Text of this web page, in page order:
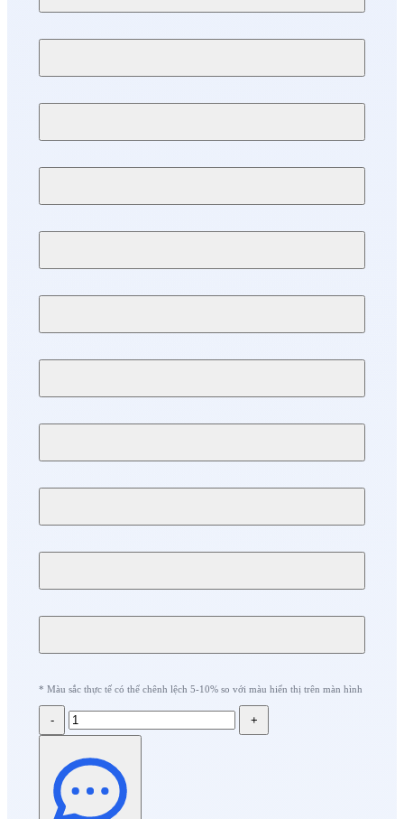
* Màu sắc thực tế có thể chênh lệch 5-10% so với màu hiển thị trên màn hình
- +